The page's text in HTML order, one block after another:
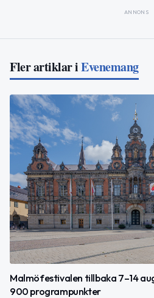
ANNONS
Fler artiklar iEvenemang
Malmöfestivalen tillbaka 7–14
900 programpunkter